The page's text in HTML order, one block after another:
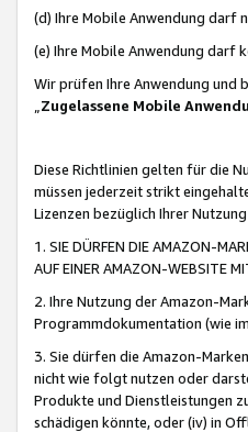
(d) Ihre Mobile Anwendung darf
(e) Ihre Mobile Anwendung darf
Wir prüfen Ihre Anwendung und
„Zugelassene Mobile
Diese Richtlinien gelten für die
müssen jederzeit strikt
Lizenzen bezüglich Ihrer
1. SIE DÜRFEN DIE AMAZON-
AUF EINER AMAZON-WEBSITE
2. Ihre Nutzung der Amazon-
Programmdokumentation (wie im
3. Sie dürfen die Amazon-
nicht wie folgt nutzen oder
Produkte und Dienstleistungen
schädigen könnte, oder (iv) in